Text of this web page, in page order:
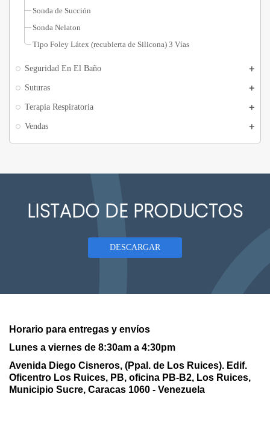
Sonda de Succión
Sonda Nelaton
Tipo Foley Látex (recubierta de Silicona) 3 Vías
Seguridad En El Baño
Suturas
Terapia Respiratoria
Vendas
LISTADO DE PRODUCTOS
DESCARGAR
Horario para entregas y envíos
Lunes a viernes de 8:30am a 4:30pm
Avenida Diego Cisneros, (Ppal. de Los Ruices). Edif.
Oficentro Los Ruices, PB, oficina PB-B2, Los Ruices,
Municipio Sucre, Caracas 1060 - Venezuela